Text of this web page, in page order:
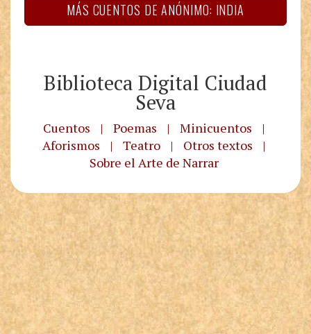
MÁS CUENTOS DE ANÓNIMO: INDIA
Biblioteca Digital Ciudad
Seva
Cuentos | Poemas | Minicuentos
|
Aforismos
| Teatro | Otros textos
|
Sobre el Arte de Narrar